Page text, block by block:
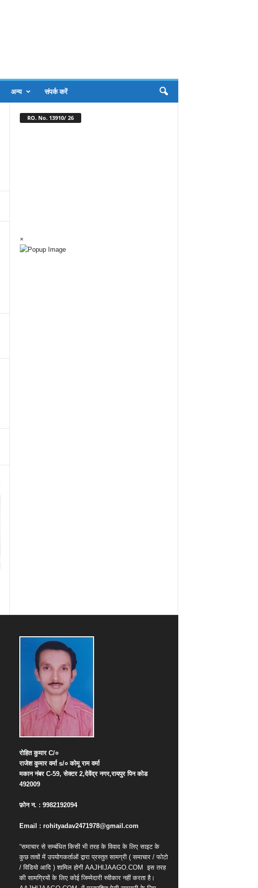
अन्य संपर्क करें
RO. No. 13910/ 26
×
रोहित कुमारC/०
राजेश कुमार वर्माs/० कोमू राम वर्मा
मकान नंबरC-59,सेक्टर2,देवेंद्र नगर,रायपुर पिन कोड
492009
फ़ोन न. : 9982192094
Email : rohityadav2471978@gmail.com
“समाचार से सम्बंधित किसी भी तरह के विवाद के लिए साइट के
कुछ तत्वों में उपयोगकर्ताओं द्वारा प्रस्तुत सामग्री ( समाचार / फोटो
/ विडियो आदि ) शामिल होगी AAJHIJAAGO.COM इस तरह
की सामग्रियों के लिए कोई जिम्मेदारी स्वीकार नहीं करता है।